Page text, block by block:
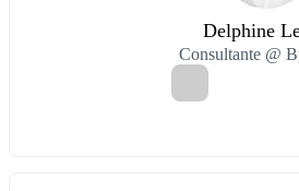
Delphine
Consultante @